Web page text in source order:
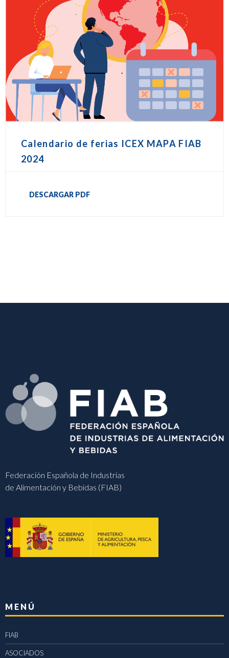
Calendario de ferias ICEX MAPA FIAB
2024
DESCARGAR PDF
Federación Española de Industrias
de Alimentación y Bebidas (FIAB)
MENÚ
FIAB
ASOCIADOS